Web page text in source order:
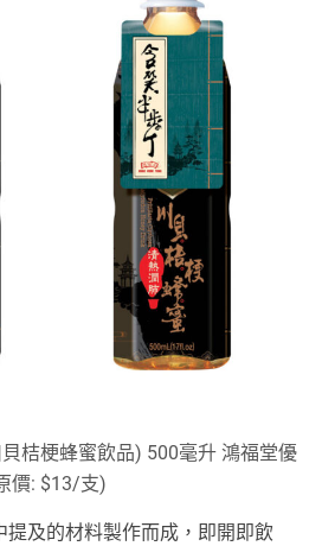
桔梗蜂蜜飲品) 500毫升 鴻福堂優
價: $13/支)
提及的材料製作而成，即開即飲